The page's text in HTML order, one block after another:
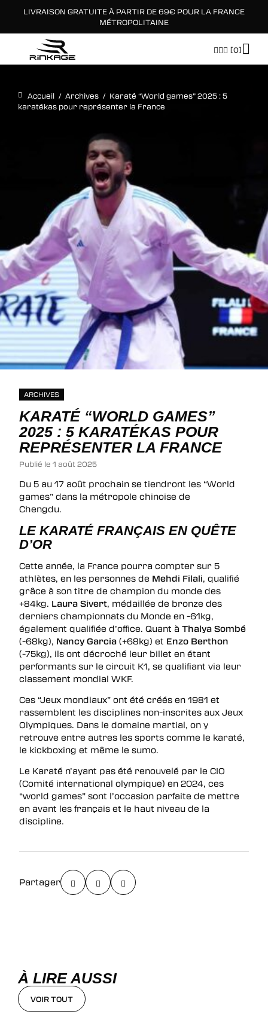
LIVRAISON GRATUITE À PARTIR DE 69€ POUR LA FRANCE
MÉTROPOLITAINE
[0]
Accueil / Archives / Karaté “World games” 2025 : 5
karatékas pour représenter la France
ARCHIVES
KARATÉ “WORLD GAMES”
2025 : 5 KARATÉKAS POUR
REPRÉSENTER LA FRANCE
Publié le 1 août 2025
Du 5 au 17 août prochain se tiendront les “World
games” dans la métropole chinoise de
Chengdu.
LE KARATÉ FRANÇAIS EN QUÊTE
D’OR
Cette année, la France pourra compter sur 5
athlètes, en les personnes de Mehdi Filali, qualifié
grâce à son titre de champion du monde des
+84kg. Laura Sivert, médaillée de bronze des
derniers championnats du Monde en -61kg,
également qualifiée d’office. Quant à Thalya Sombé
(-68kg), Nancy Garcia (+68kg) et Enzo Berthon
(-75kg), ils ont décroché leur billet en étant
performants sur le circuit K1, se qualifiant via leur
classement mondial WKF.
Ces “Jeux mondiaux” ont été créés en 1981 et
rassemblent les disciplines non-inscrites aux Jeux
Olympiques. Dans le domaine martial, on y
retrouve entre autres les sports comme le karaté,
le kickboxing et même le sumo.
Le Karaté n’ayant pas été renouvelé par le CIO
(Comité international olympique) en 2024, ces
“world games” sont l’occasion parfaite de mettre
en avant les français et le haut niveau de la
discipline.
Partager
À LIRE AUSSI
VOIR TOUT